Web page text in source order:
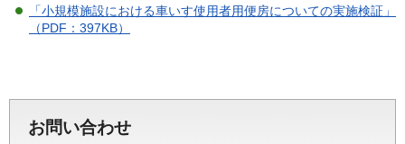
「小規模施設における車いす使用者用便房についての実施検証」
（PDF：397KB）
お問い合わせ